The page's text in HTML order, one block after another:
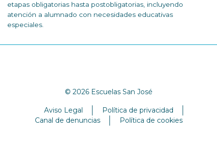
etapas obligatorias hasta postobligatorias, incluyendo
atención a alumnado con necesidades educativas
especiales.
© 2026 Escuelas San José
Aviso Legal
Política de privacidad
Canal de denuncias
Política de cookies